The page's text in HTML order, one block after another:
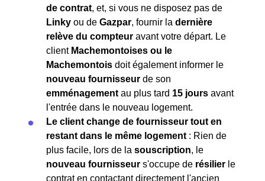
de contrat, et, si vous ne disposez pas de
Linky ou de Gazpar, fournir la dernière
relève du compteur avant votre départ. Le
client Machemontoises ou le
Machemontois doit également informer le
nouveau fournisseur de son
emménagement au plus tard 15 jours avant
l'entrée dans le nouveau logement.
Le client change de fournisseur tout en
restant dans le même logement : Rien de
plus facile, lors de la souscription, le
nouveau fournisseur s'occupe de résilier le
contrat en contactant directement l'ancien